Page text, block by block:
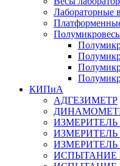
Лабораторные
КИПиА
АДГЕЗИМЕТР
ИСПЫТАНИЕ